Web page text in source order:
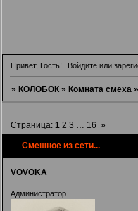
Привет, Гость! Войдите или
» КОЛОБОК » Комната смеха »
Смешное из сети...
Страница: 1 2 3 … 16 »
VOVOKA
Администратор